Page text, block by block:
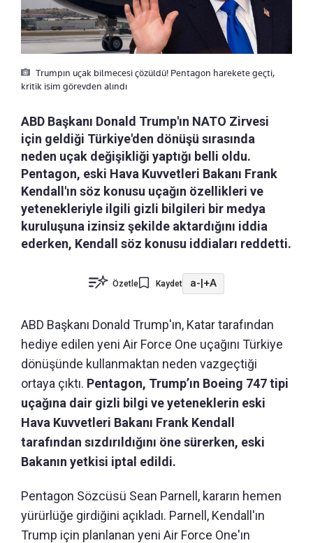
Trumpın uçak bilmecesi çözüldü! Pentagon harekete geçti,
kritik isim görevden alındı
ABD Başkanı Donald Trump'ın NATO Zirvesi
için geldiği Türkiye'den dönüşü sırasında
neden uçak değişikliği yaptığı belli oldu.
Pentagon, eski Hava Kuvvetleri Bakanı Frank
Kendall'ın söz konusu uçağın özellikleri ve
yetenekleriyle ilgili gizli bilgileri bir medya
kuruluşuna izinsiz şekilde aktardığını iddia
ederken, Kendall söz konusu iddiaları reddetti.
Özetle Kaydet a-|+A
ABD Başkanı Donald Trump'ın, Katar tarafından
hediye edilen yeni Air Force One uçağını Türkiye
dönüşünde kullanmaktan neden vazgeçtiği
ortaya çıktı. Pentagon, Trump’ın Boeing 747 tipi
uçağına dair gizli bilgi ve yeteneklerin eski
Hava Kuvvetleri Bakanı Frank Kendall
tarafından sızdırıldığını öne sürerken, eski
Bakanın yetkisi iptal edildi.
Pentagon Sözcüsü Sean Parnell, kararın hemen
yürürlüğe girdiğini açıkladı. Parnell, Kendall'ın
Trump için planlanan yeni Air Force One'ın